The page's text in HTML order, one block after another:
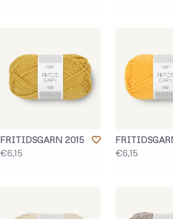
FRITIDSGARN 2015
€6,15
€6,15